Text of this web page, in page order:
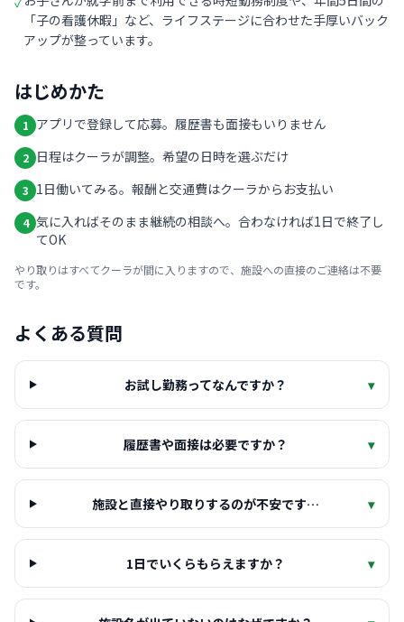
「子の看護休暇」など、ライフステージに合わせた手厚いバック
アップが整っています。
はじめかた
1 アプリで登録して応募。履歴書も面接もいりません
2 日程はクーラが調整。希望の日時を選ぶだけ
3 1日働いてみる。報酬と交通費はクーラからお支払い
4 気に入ればそのまま継続の相談へ。合わなければ1日で終了し
てOK
やり取りはすべてクーラが間に入りますので、施設への直接のご連絡は不要
です。
よくある質問
お試し勤務ってなんですか？ ▾
履歴書や面接は必要ですか？ ▾
施設と直接やり取りするのが不安です… ▾
1日でいくらもらえますか？ ▾